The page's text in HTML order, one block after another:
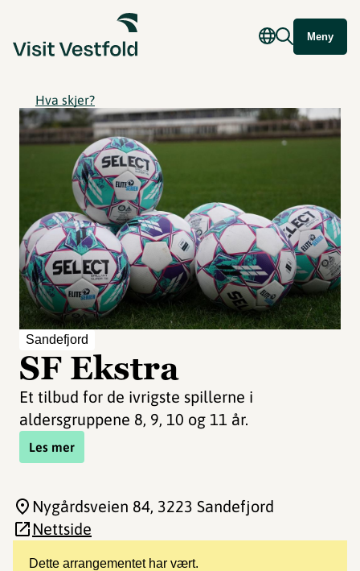
Meny
Hva skjer?
Sandefjord
SF Ekstra
Et tilbud for de ivrigste spillerne i
aldersgruppene 8, 9, 10 og 11 år.
Les mer
Dette arrangementet har vært.
Nygårdsveien 84, 3223 Sandefjord
Nettside